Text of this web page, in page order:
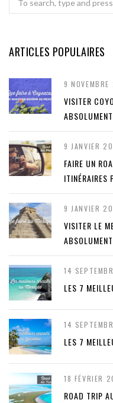
for:
ARTICLES POPULAIRES
9
VISITER
9 JANVIER
FAIRE UN
ITINÉRAIRES
9 JANVIER
VISITER LE
ABSOLUMENT
14
LES 7
14
LES 7
18 FÉVRIER
ROAD TRIP